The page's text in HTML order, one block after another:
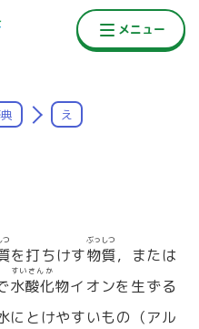
え
つ
を打ちけす物質
ぶっしつ
，または
水酸化
すいさんか
物イオンを生ずる
にとけやすいもの（アル